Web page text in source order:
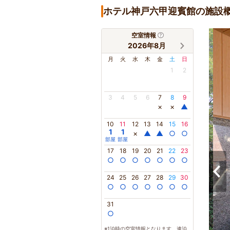
ホテル神戸六甲迎賓館の施設
空室情報
2026年8月
月 火 水 木 金 土 日
1 2
3 4 5 6 7
×
8
×
9
▲
10
1
部屋
11
1
部屋
12
×
13
▲
14
▲
15
○
16
○
17
○
18
○
19
○
20
○
21
○
22
○
23
○
24
○
25
○
26
○
27
○
28
○
29
○
30
○
31
○
※1泊時の空室情報となります。連泊